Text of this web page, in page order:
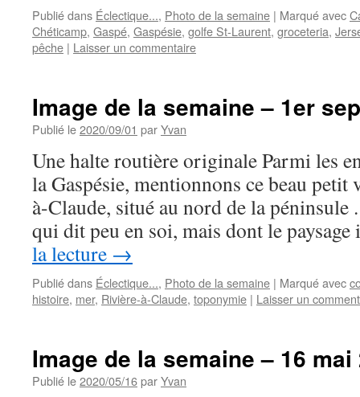
Publié dans Éclectique..., Photo de la semaine | Marqué avec
Chéticamp, Gaspé, Gaspésie, golfe St-Laurent, groceteria,
pêche | Laisser un commentaire
Image de la semaine – 1er
Publié le2020/09/01 parYvan
Une halte routière originale Parmi les
la Gaspésie, mentionnons ce beau
à-Claude, situé au nord de la péninsule
qui dit peu en soi, mais dont le
la lecture →
Publié dans Éclectique..., Photo de la semaine | Marqué avec
histoire, mer, Rivière-à-Claude, toponymie | Laisser un
Image de la semaine – 16 mai
Publié le2020/05/16parYvan